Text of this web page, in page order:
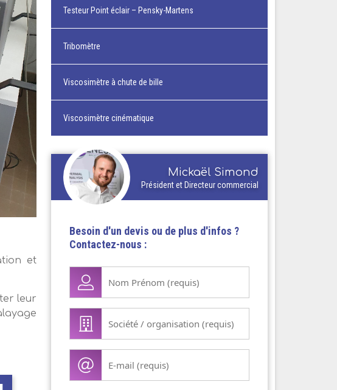
et
leur
Testeur Point éclair – Pensky-Martens
Tribomètre
Viscosimètre à chute de bille
Viscosimètre cinématique
Mickaël Simond
Président et Directeur commercial
Besoin d'un devis ou de plus d'infos ?
Contactez-nous :
Nom
Prénom
Société
organisation
(Nécessaire)
mail